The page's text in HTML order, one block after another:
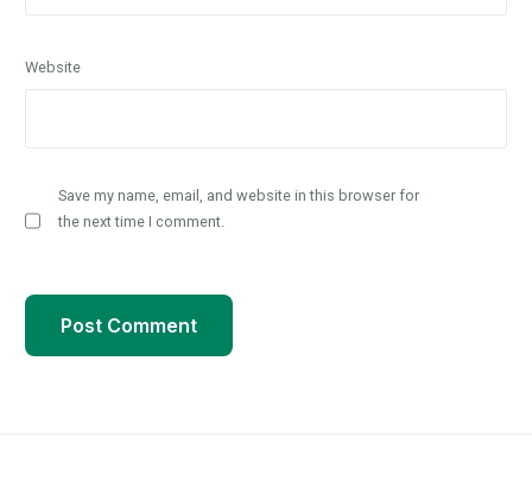
Website
Save my name, email, and website in this browser for
the next time I comment.